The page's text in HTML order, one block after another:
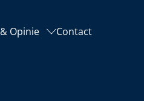
Opinie Contact